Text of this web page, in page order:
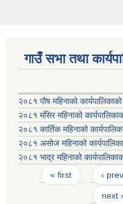
गाउँ सभा तथा
२०८१ पौष महिनाको
२०८१ मंसिर महिनाको
२०८१ कार्तिक महिनाको
२०८१ असोज महिनाको
२०८१ भाद्र महिनाको
Pages
« first ‹
next ›